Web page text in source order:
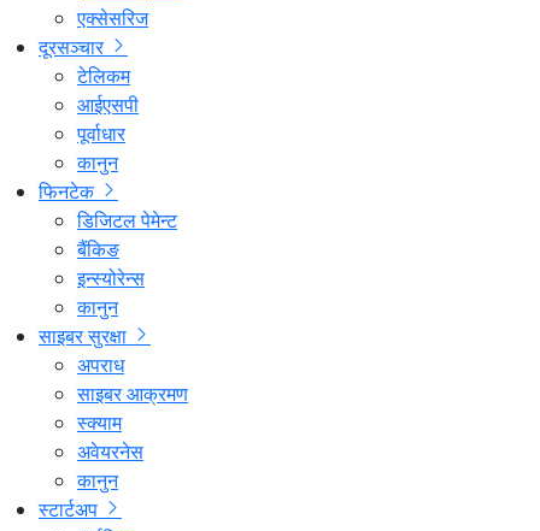
एक्सेसरिज
दूरसञ्चार
टेलिकम
आईएसपी
पूर्वाधार
कानुन
फिनटेक
डिजिटल पेमेन्ट
बैंकिङ
इन्स्योरेन्स
कानुन
साइबर सुरक्षा
अपराध
साइबर आक्रमण
स्क्याम
अवेयरनेस
कानुन
स्टार्टअप